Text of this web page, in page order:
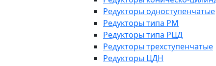
Редукторы одноступенчатые
Редукторы типа РМ
Редукторы типа РЦД
Редукторы трехступенчатые
Редукторы ЦДН